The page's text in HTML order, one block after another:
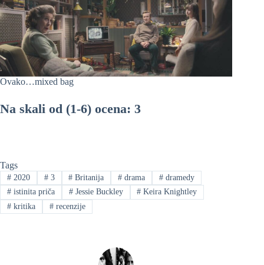
Ovako…mixed bag
Na skali od (1-6) ocena: 3
Tags
#2020 #3 # Britanija # drama # dramedy
#istinita priča #Jessie Buckley # Keira Knightley
#kritika #recenzije